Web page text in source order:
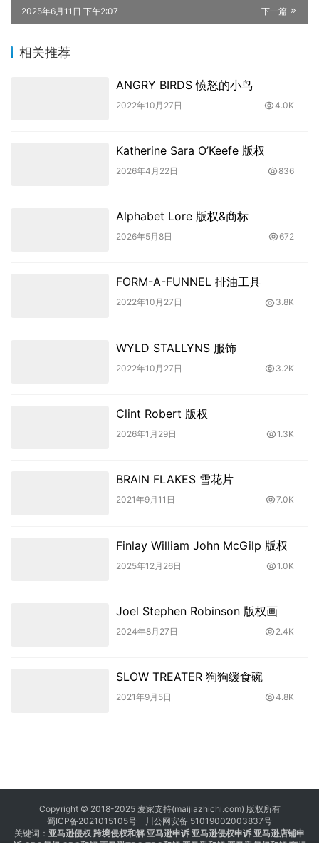
下一篇
2025年6月11日 下午2:07
相关推荐
ANGRY BIRDS 愤怒的小鸟
2022年10月27日 4.0K
Katherine Sara O’Keefe 版权
2026年4月22日 836
Alphabet Lore 版权&商标
2026年5月8日 672
FORM-A-FUNNEL 排油工具
2022年10月27日 3.8K
WYLD STALLYNS 服饰
2022年10月27日 3.2K
Clint Robert 版权
2026年1月29日 1.3K
BRAIN FLAKES 雪花片
2021年9月11日 7.0K
Finlay William John McGilp 版权
2025年12月26日 1.0K
Joel Stephen Robinson 版权画
2024年8月27日 2.4K
SLOW TREATER 狗狗缓食碗
2021年9月5日 4.8K
Copyright © 2018-2025 麦家支持(maijiazhichi.com) 版权所有
蜀ICP备2021015105号
川公网安备 51019002003837号
关键词： 亚马逊侵权 跨境侵权和解 亚马逊申诉 亚马逊侵权申诉 亚马逊店铺申